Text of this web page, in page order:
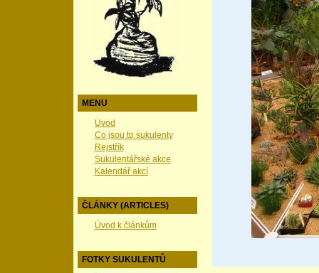
MENU
Úvod
Co jsou to sukulenty
Rejstřík
Sukulentářské akce
Kalendář akcí
ČLÁNKY (ARTICLES)
Úvod k článkům
FOTKY SUKULENTŮ